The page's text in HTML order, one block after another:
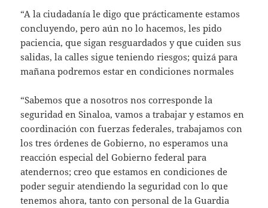
“A la ciudadanía le digo que prácticamente estamos
concluyendo, pero aún no lo hacemos, les pido
paciencia, que sigan resguardados y que cuiden sus
salidas, la calles sigue teniendo riesgos; quizá para
mañana podremos estar en condiciones normales
“Sabemos que a nosotros nos corresponde la
seguridad en Sinaloa, vamos a trabajar y estamos en
coordinación con fuerzas federales, trabajamos con
los tres órdenes de Gobierno, no esperamos una
reacción especial del Gobierno federal para
atendernos; creo que estamos en condiciones de
poder seguir atendiendo la seguridad con lo que
tenemos ahora, tanto con personal de la Guardia